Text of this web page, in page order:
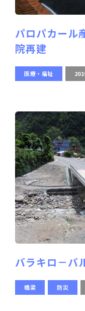
パロパカール
院再建
医療・福祉
バラキロ－バ
橋梁 防災